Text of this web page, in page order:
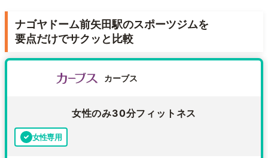
ナゴヤドーム前矢田駅のスポーツジムを
要点だけでサクッと比較
カーブス
女性のみ30分フィットネス
女性専用